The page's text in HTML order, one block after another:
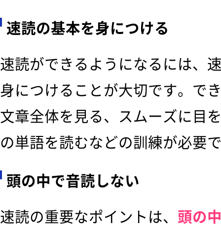
速読の基本を身につける
速読ができるようになるには、
身につけることが大切です。で
文章全体を見る、スムーズに目
の単語を読むなどの訓練が必要
頭の中で音読しない
速読の重要なポイントは、 頭の